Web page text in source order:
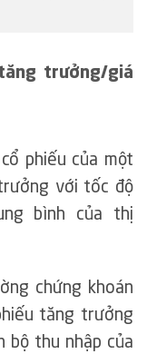
trưởng/giá
phiếu của một
với tốc độ
bình của thị
chứng khoán
tăng trưởng
bộ thu nhập của